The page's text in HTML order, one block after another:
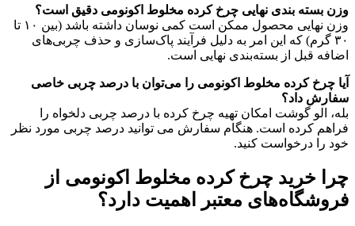
وزن بسته‌ بندی نهایی چرخ کرده مخلوط اکونومی دقیق است؟
وزن نهایی محصول ممکن است کمی نوسان داشته باشد (بین ۱۰ تا
۳۰ گرم) که این امر به دلیل فرآیند پاک‌سازی و حذف چربی‌های
اضافه قبل از بسته‌بندی نهایی است.
آیا چرخ کرده مخلوط اکونومی را می‌توان با درصد چربی خاصی
سفارش داد؟
بله، الو گوشت امکان تهیه چرخ کرده با درصد چربی دلخواه را
فراهم کرده‌ است. هنگام سفارش می‌ توانید درصد چربی مورد نظر
خود را درخواست کنید.
چرا خرید چرخ کرده مخلوط اکونومی از
فروشگاه‌های معتبر اهمیت دارد؟